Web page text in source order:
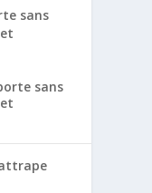
sans